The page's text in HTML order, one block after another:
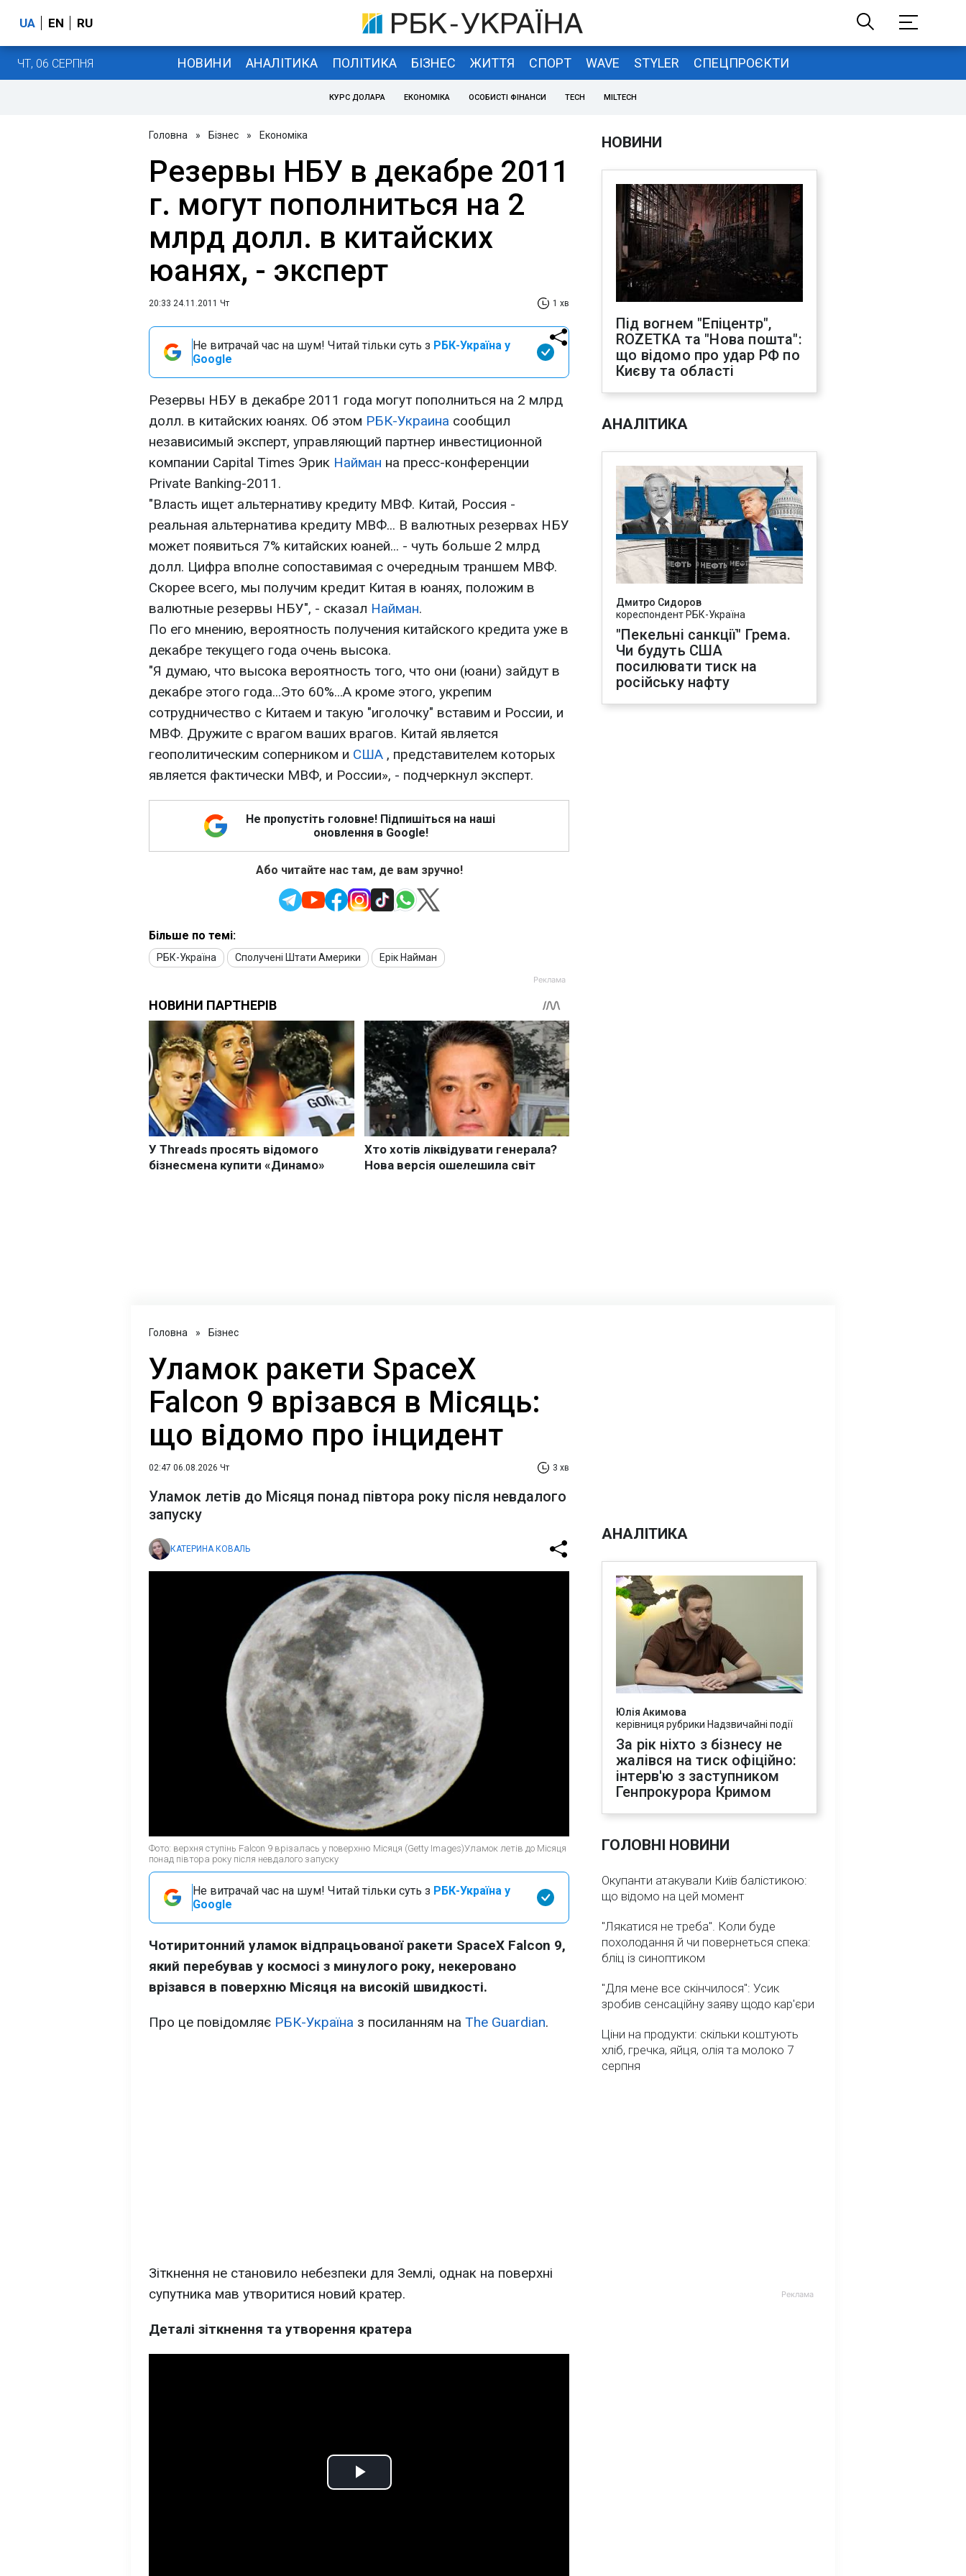
UA EN RU
ЧТ, 06 СЕРПНЯ НОВИНИ АНАЛІТИКА ПОЛІТИКА БІЗНЕС ЖИТТЯ СПОРТ WAVE STYLER СПЕЦПРОЄКТИ
КУРС ДОЛАРА ЕКОНОМІКА ОСОБИСТІ ФІНАНСИ TECH MILTECH
Головна » Бізнес » Економіка
Резервы НБУ в декабре 2011
г. могут пополниться на 2
млрд долл. в китайских
юанях, - эксперт
20:33 24.11.2011 Чт 1 хв
Не витрачай час на шум! Читай тільки суть з РБК-Україна у
Google
Резервы НБУ в декабре 2011 года могут пополниться на 2 млрд
долл. в китайских юанях. Об этом РБК-Украина сообщил
независимый эксперт, управляющий партнер инвестиционной
компании Сapital Times Эрик Найман на пресс-конференции
Private Banking-2011.
"Власть ищет альтернативу кредиту МВФ. Китай, Россия -
реальная альтернатива кредиту МВФ... В валютных резервах НБУ
может появиться 7% китайских юаней... - чуть больше 2 млрд
долл. Цифра вполне сопоставимая с очередным траншем МВФ.
Скорее всего, мы получим кредит Китая в юанях, положим в
валютные резервы НБУ", - сказал Найман.
По его мнению, вероятность получения китайского кредита уже в
декабре текущего года очень высока.
"Я думаю, что высока вероятность того, что они (юани) зайдут в
декабре этого года...Это 60%...А кроме этого, укрепим
сотрудничество с Китаем и такую "иголочку" вставим и России, и
МВФ. Дружите с врагом ваших врагов. Китай является
геополитическим соперником и США , представителем которых
является фактически МВФ, и России», - подчеркнул эксперт.
Не пропустіть головне! Підпишіться на наші
оновлення в Google!
Або читайте нас там, де вам зручно!
Більше по темі:
РБК-Україна Сполучені Штати Америки Ерік Найман
НОВИНИ
Під вогнем "Епіцентр",
ROZETKA та "Нова пошта":
що відомо про удар РФ по
Києву та області
АНАЛІТИКА
Дмитро Сидоров
кореспондент РБК-Україна
"Пекельні санкції" Грема.
Чи будуть США
посилювати тиск на
російську нафту
Головна » Бізнес
Уламок ракети SpaceX
Falcon 9 врізався в Місяць:
що відомо про інцидент
02:47 06.08.2026 Чт 3 хв
Уламок летів до Місяця понад півтора року після невдалого
запуску
КАТЕРИНА КОВАЛЬ
Фото: верхня ступінь Falcon 9 врізалась у поверхню Місяця (Getty Images)Уламок летів до Місяця
понад півтора року після невдалого запуску
Не витрачай час на шум! Читай тільки суть з РБК-Україна у
Google
Чотиритонний уламок відпрацьованої ракети SpaceX Falcon 9,
який перебував у космосі з минулого року, некеровано
врізався в поверхню Місяця на високій швидкості.
Про це повідомляє РБК-Україна з посиланням на The Guardian.
Зіткнення не становило небезпеки для Землі, однак на поверхні
супутника мав утворитися новий кратер.
Деталі зіткнення та утворення кратера
Play
АНАЛІТИКА
Юлія Акимова
керівниця рубрики Надзвичайні події
За рік ніхто з бізнесу не
жалівся на тиск офіційно:
інтерв'ю з заступником
Генпрокурора Кримом
ГОЛОВНІ НОВИНИ
Окупанти атакували Київ балістикою:
що відомо на цей момент
"Лякатися не треба". Коли буде
похолодання й чи повернеться спека:
бліц із синоптиком
"Для мене все скінчилося": Усик
зробив сенсаційну заяву щодо кар'єри
Ціни на продукти: скільки коштують
хліб, гречка, яйця, олія та молоко 7
серпня